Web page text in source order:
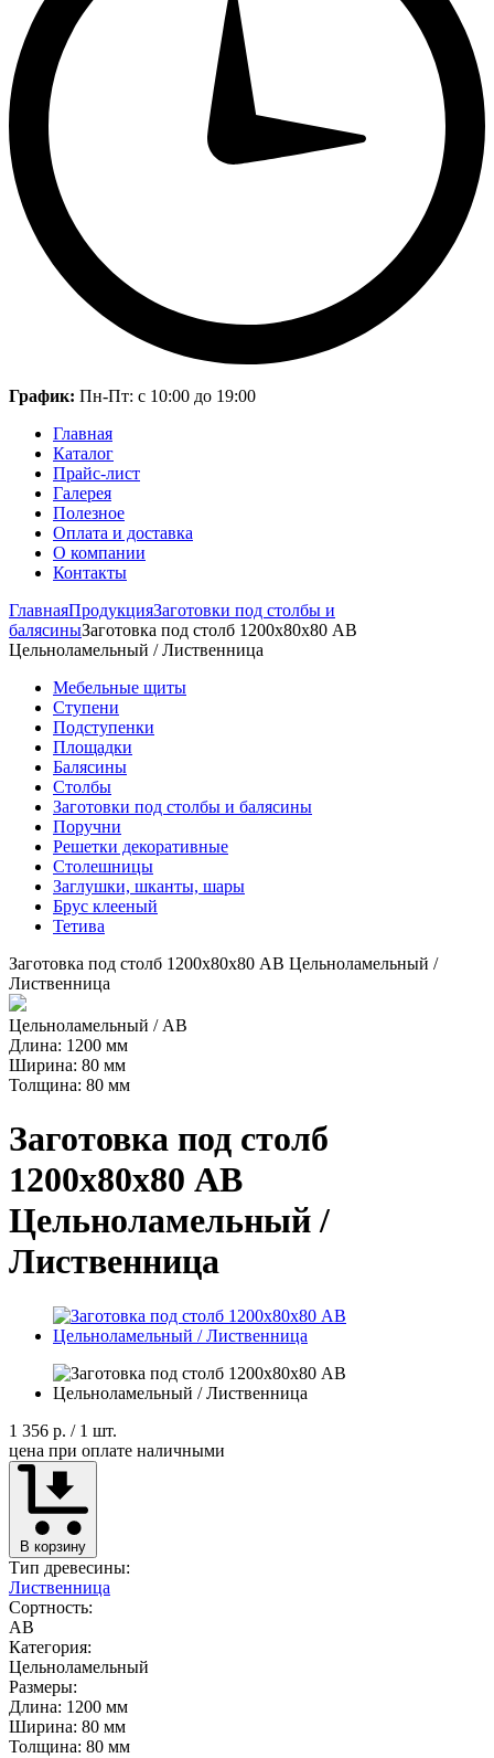
График: Пн-Пт: с 10:00 до 19:00
Главная
Каталог
Прайс-лист
Галерея
Полезное
Оплата и доставка
О компании
Контакты
ГлавнаяПродукцияЗаготовки под столбы и
балясиныЗаготовка под столб 1200х80х80 АВ
Цельноламельный / Лиственница
Мебельные щиты
Ступени
Подступенки
Площадки
Балясины
Столбы
Заготовки под столбы и балясины
Поручни
Решетки декоративные
Столешницы
Заглушки, шканты, шары
Брус клееный
Тетива
Заготовка под столб 1200х80х80 АВ Цельноламельный /
Лиственница
Цельноламельный / AB
Длина: 1200 мм
Ширина: 80 мм
Толщина: 80 мм
Заготовка под столб
1200х80х80 АВ
Цельноламельный /
Лиственница
1 356 р. / 1 шт.
цена при оплате наличными
В корзину
Тип древесины:
Лиственница
Сортность:
AB
Категория:
Цельноламельный
Размеры:
Длина: 1200 мм
Ширина: 80 мм
Толщина: 80 мм